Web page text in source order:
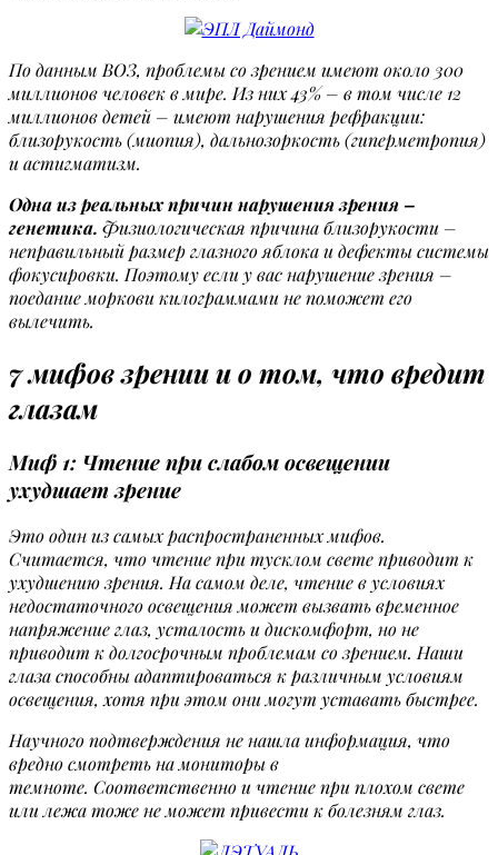
По данным ВОЗ, проблемы со зрением имеют около 300
миллионов человек в мире. Из них 43% – в том числе 12
миллионов детей – имеют нарушения рефракции:
близорукость (миопия), дальнозоркость (гиперметропия)
и астигматизм.
Одна из реальных причин нарушения зрения –
генетика. Физиологическая причина близорукости –
неправильный размер глазного яблока и дефекты системы
фокусировки. Поэтому если у вас нарушение зрения –
поедание моркови килограммами не поможет его
вылечить.
7 мифов зрении и о том, что вредит
глазам
Миф 1: Чтение при слабом освещении
ухудшает зрение
Это один из самых распространенных мифов.
Считается, что чтение при тусклом свете приводит к
ухудшению зрения. На самом деле, чтение в условиях
недостаточного освещения может вызвать временное
напряжение глаз, усталость и дискомфорт, но не
приводит к долгосрочным проблемам со зрением. Наши
глаза способны адаптироваться к различным условиям
освещения, хотя при этом они могут уставать быстрее.
Научного подтверждения не нашла информация, что
вредно смотреть на мониторы в
темноте. Соответственно и чтение при плохом свете
или лежа тоже не может привести к болезням глаз.